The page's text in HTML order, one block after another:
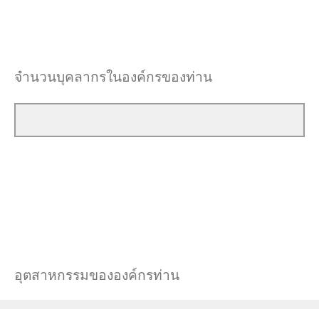
จำนวนบุคลากรในองค์กรของท่าน
อุตสาหกรรมขององค์กรท่าน